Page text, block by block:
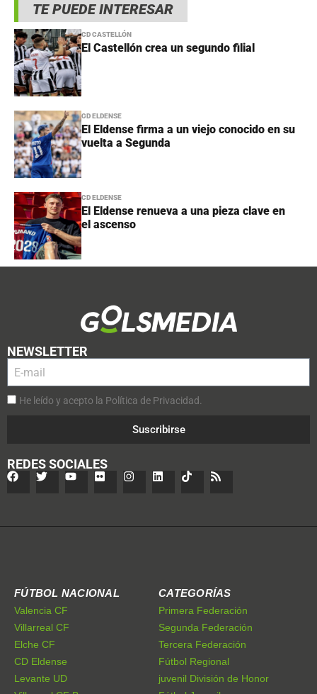
TE PUEDE INTERESAR
CD CASTELLÓN
El Castellón crea un segundo filial
CD ELDENSE
El Eldense firma a un viejo conocido en su
vuelta a Segunda
CD ELDENSE
El Eldense renueva a una pieza clave en
el ascenso
NEWSLETTER
He leído y acepto la Política de Privacidad.
Suscribirse
REDES SOCIALES
FÚTBOL NACIONAL
Valencia CF
Villarreal CF
Elche CF
CD Eldense
Levante UD
CATEGORÍAS
Primera Federación
Segunda Federación
Tercera Federación
Fútbol Regional
juvenil División de Honor